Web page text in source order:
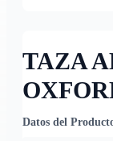
TAZA
Datos del